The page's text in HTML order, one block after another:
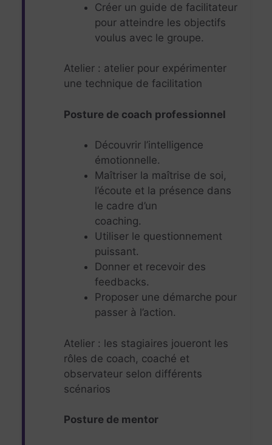
Créer un guide de facilitateur
pour atteindre les objectifs
voulus avec le groupe.
Atelier : atelier pour expérimenter
une technique de facilitation
Posture de coach professionnel
Découvrir l’intelligence
émotionnelle.
Maîtriser la maîtrise de soi,
l’écoute et la présence dans
le cadre d’un
coaching.
Utiliser le questionnement
puissant.
Donner et recevoir des
feedbacks.
Proposer une démarche pour
passer à l’action.
Atelier : les stagiaires joueront les
rôles de coach, coaché et
observateur selon différents
scénarios
Posture de mentor